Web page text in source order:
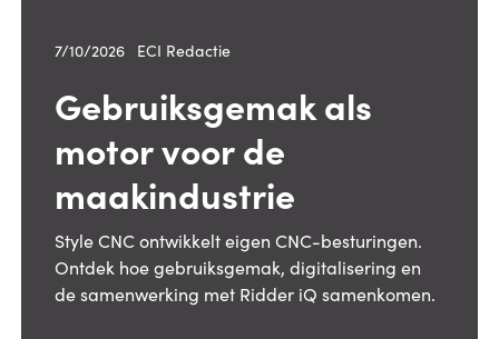
7/10/2026— ECI Redactie
Gebruiksgemak als
motor voor de
maakindustrie
Style CNC ontwikkelt eigen CNC-besturingen.
Ontdek hoe gebruiksgemak, digitalisering en
de samenwerking met Ridder iQ samenkomen.